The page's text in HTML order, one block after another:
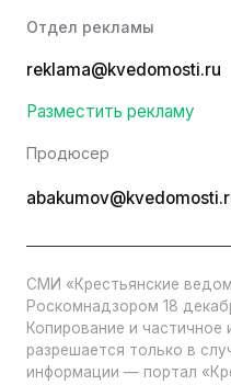
Отдел рекламы
reklama@kvedomosti.ru
Разместить рекламу
Продюсер
СМИ «Крестьянские
Роскомнадзором 18
Копирование и частичное
разрешается только в
информации — портал